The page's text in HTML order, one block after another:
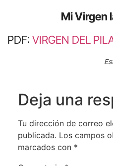
Mi Virgen
PDF: VIRGEN DEL
Deja una
Tu dirección de correo
publicada. Los campos
marcados con *